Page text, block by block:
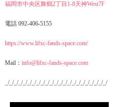
福岡市中央区舞鶴2丁目1-8天神West7F
電話 092-406-5155
https://www.lifxc-fands-space.com/
Mail： info@lifxc-fands-space.com
_/_/_/_/_/_/_/_/_/_/_/_/_/_/_/_/_/_/_/_/_/_/_/